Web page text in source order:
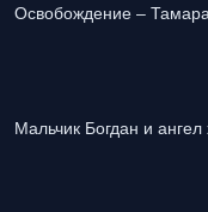
Освобождение –
Mальчик Богдан и ангел